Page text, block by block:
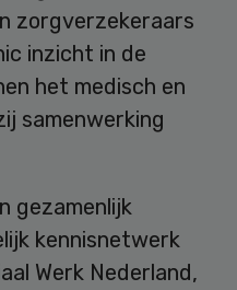
zorgverzekeraars
inzicht in de
het medisch en
samenwerking
gezamenlijk
kennisnetwerk
Werk Nederland,